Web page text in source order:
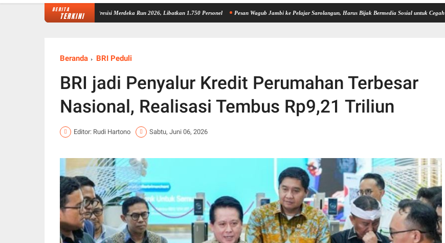
BERITA
TERKINI
Pengamanan Presisi Merdeka Run 2026, Libatkan 1.750 Personel Pesan Wagub Jambi ke Pelajar Sarolangun, Harus Bijak Bermedia Sosial untuk Cegah
Beranda BRI Peduli
BRI jadi Penyalur Kredit Perumahan Terbesar
Nasional, Realisasi Tembus Rp9,21 Triliun
Editor: Rudi Hartono Sabtu, Juni 06, 2026